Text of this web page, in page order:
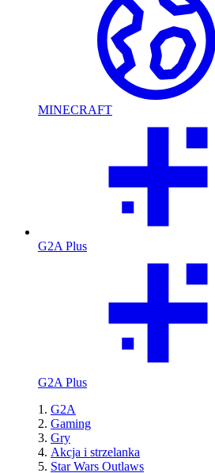
MINECRAFT
G2A Plus
G2A Plus
G2A
Gaming
Gry
Akcja i strzelanka
Star Wars Outlaws